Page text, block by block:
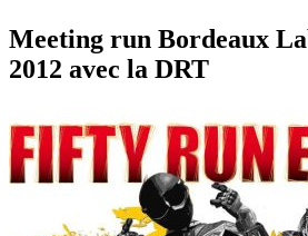
Meeting run Bordeaux
2012 avec la DRT